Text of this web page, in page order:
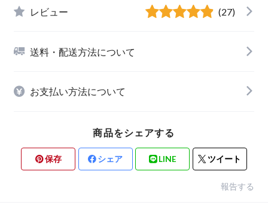
レビュー (27)
送料・配送方法について
お支払い方法について
商品をシェアする
保存 シェア LINE ツイート
報告する